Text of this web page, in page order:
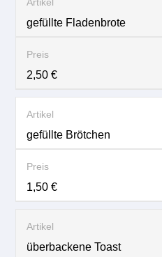
gefüllte Fladenbrote
2,50 €
gefüllte Brötchen
1,50 €
überbackene Toast